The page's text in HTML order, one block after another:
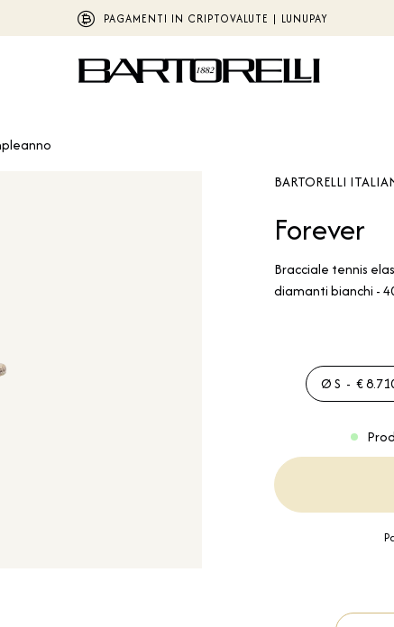
PAGAMENTI IN CRIPTOVALUTE | LUNUPAY
BARTORELLI
Forever
Bracciale tennis
diamanti bianchi -
Ø S - €